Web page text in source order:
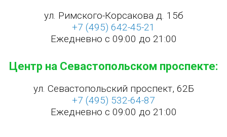
ул. Римского-Корсакова д. 15б
+7 (495) 642-45-21
Ежедневно с 09:00 до 21:00
Центр на Севастопольском проспекте:
ул. Севастопольский проспект, 62Б
+7 (495) 532-64-87
Ежедневно с 09:00 до 21:00